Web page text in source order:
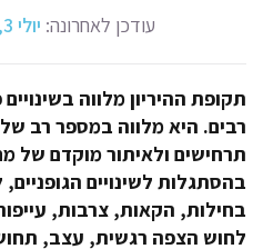
עודכן לאחרונה: יולי 3, 2024
תקופת ההיריון מלווה בשינויים
רבים. היא מלווה במספר רב
תרחישים ולאיתור מוקדם של
בהסתגלות לשינויים
בחילות, הקאות, צרבות,
לחוש הצפה רגשית, עצב,